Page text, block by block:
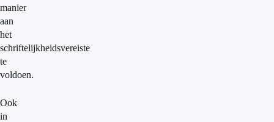
manier
aan
het
schriftelijkheidsvereiste
te
voldoen.
Ook
in